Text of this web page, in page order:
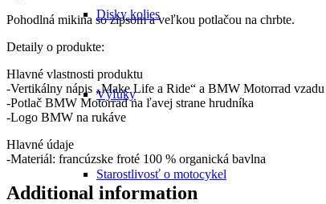
Disky kolies
Výfuky
Starostlivosť o motocykel
Pohodlná mikina so zipsom a veľkou potlačou na chrbte.
Detaily o produkte:
Hlavné vlastnosti produktu
-Vertikálny nápis „Make Life a Ride“ a BMW Motorrad vzadu
-Potlač BMW Motorrad na ľavej strane hrudníka
-Logo BMW na rukáve
Hlavné údaje
-Materiál: francúzske froté 100 % organická bavlna
Additional information